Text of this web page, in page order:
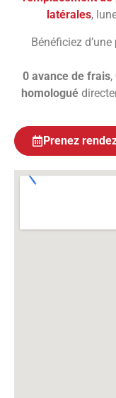
latérales,
Bénéficiez d’une
0 avance de frais,
homologué
Prenez